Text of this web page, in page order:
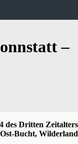
–
des Dritten Zeitalters
Bucht, Wilderland